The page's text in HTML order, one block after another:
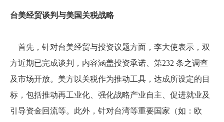
台美经贸谈判与美国关税战略
首先，针对台美经贸与投资议题方面，李大使表示，双
方近期已完成谈判，内容涵盖投资承诺、第232 条之调查
及市场开放。美方以关税作为推动工具，达成所设定的目
标，包括推动再工业化、强化战略产业自主、促进就业及
引导资金回流等。此外，针对台湾等重要国家（如：欧